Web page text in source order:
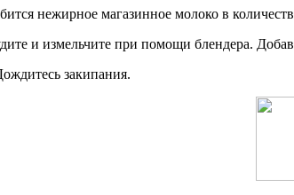
нежирное магазинное молоко в
и измельчите при помощи блендера.
закипания.